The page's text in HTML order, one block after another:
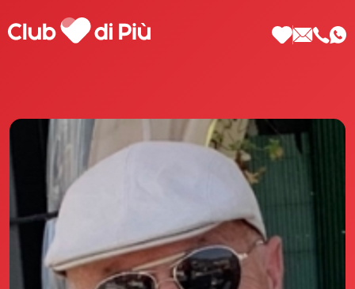
Scopri Club di Più
Le testimonianze Club di Più
La fondatrice Valeria Pilla
Annunci Donne